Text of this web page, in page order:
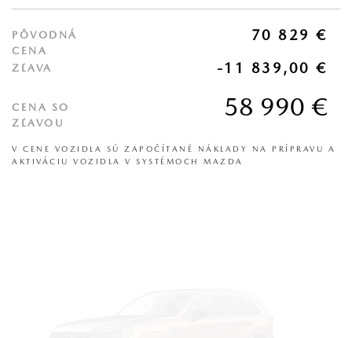
PÔVODNÁ
CENA
70 829 €
ZĽAVA -11 839,00 €
CENA SO
ZĽAVOU
58 990 €
V CENE VOZIDLA SÚ ZAPOČÍTANÉ NÁKLADY NA PRÍPRAVU A
AKTIVÁCIU VOZIDLA V SYSTÉMOCH MAZDA